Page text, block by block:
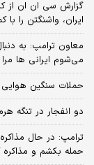
ایران، واشنگتن را
معاون ترامپ: به
می‌شوم ایرانی ها
حملات سنگین هوایی
دو انفجار در تنگه
ترامپ: در حال
حمله بکشم و مذاکره